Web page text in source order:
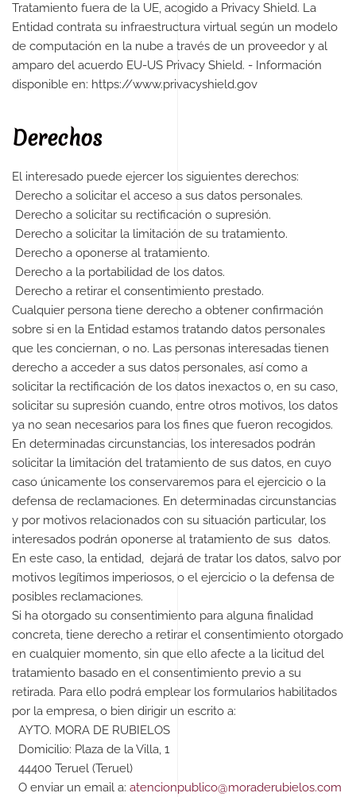
Tratamiento fuera de la UE, acogido a Privacy Shield. La
Entidad contrata su infraestructura virtual según un modelo
de computación en la nube a través de un proveedor y al
amparo del acuerdo EU-US Privacy Shield. - Información
disponible en: https://www.privacyshield.gov
Derechos
El interesado puede ejercer los siguientes derechos:
Derecho a solicitar el acceso a sus datos personales.
Derecho a solicitar su rectificación o supresión.
Derecho a solicitar la limitación de su tratamiento.
Derecho a oponerse al tratamiento.
Derecho a la portabilidad de los datos.
Derecho a retirar el consentimiento prestado.
Cualquier persona tiene derecho a obtener confirmación
sobre si en la Entidad estamos tratando datos personales
que les conciernan, o no. Las personas interesadas tienen
derecho a acceder a sus datos personales, así como a
solicitar la rectificación de los datos inexactos o, en su caso,
solicitar su supresión cuando, entre otros motivos, los datos
ya no sean necesarios para los fines que fueron recogidos.
En determinadas circunstancias, los interesados podrán
solicitar la limitación del tratamiento de sus datos, en cuyo
caso únicamente los conservaremos para el ejercicio o la
defensa de reclamaciones. En determinadas circunstancias
y por motivos relacionados con su situación particular, los
interesados podrán oponerse al tratamiento de sus datos.
En este caso, la entidad, dejará de tratar los datos, salvo por
motivos legítimos imperiosos, o el ejercicio o la defensa de
posibles reclamaciones.
Si ha otorgado su consentimiento para alguna finalidad
concreta, tiene derecho a retirar el consentimiento otorgado
en cualquier momento, sin que ello afecte a la licitud del
tratamiento basado en el consentimiento previo a su
retirada. Para ello podrá emplear los formularios habilitados
por la empresa, o bien dirigir un escrito a:
AYTO. MORA DE RUBIELOS
Domicilio: Plaza de la Villa, 1
44400 Teruel (Teruel)
O enviar un email a: atencionpublico@moraderubielos.com